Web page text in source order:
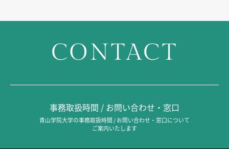
CONTACT
事務取扱時間 / お問い合わせ・窓口
青山学院大学の事務取扱時間 / お問い合わせ・窓口について
ご案内いたします